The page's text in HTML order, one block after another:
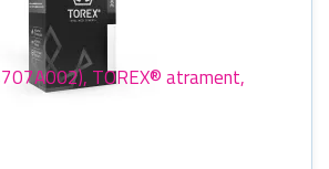
TOREX® atrament,